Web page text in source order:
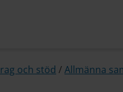
och stöd /Allmänna